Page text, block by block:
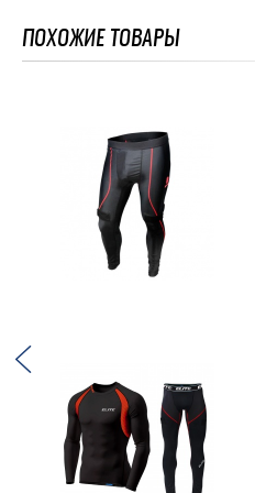
ПОХОЖИЕ ТОВАРЫ